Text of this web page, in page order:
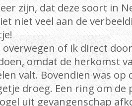
zijn, dat deze soort in
niet veel aan de
of ik direct
omdat de herkomst
valt. Bovendien was
droeg. Een ring om de
uit gevangenschap